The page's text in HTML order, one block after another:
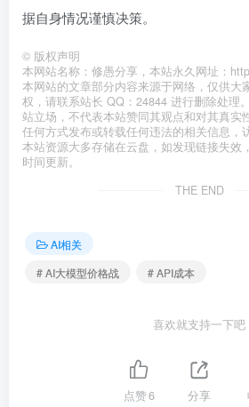
据自身情况谨慎决策。
© 版权声明
本网站名称：修愚分享，本站永久网址：
本网站的文章部分内容来源于网络，仅供大
权，请联系站长 QQ：24844 进行删除处理
站立场，不代表本站赞同其观点和对其真实
任何方式发布或转载任何违法的相关信息，
本站资源大多存储在云盘，如发现链接失效
时间更新。
THE END
AI相关
# AI大模型价格战
# API成本
喜欢就支持一下吧
点赞6 分享